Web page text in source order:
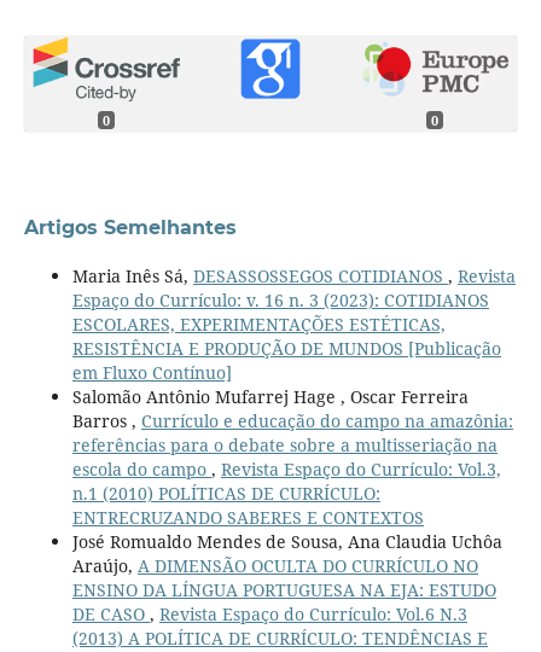
0 0
Artigos Semelhantes
Maria Inês Sá, DESASSOSSEGOS COTIDIANOS , Revista
Espaço do Currículo: v. 16 n. 3 (2023): COTIDIANOS
ESCOLARES, EXPERIMENTAÇÕES ESTÉTICAS,
RESISTÊNCIA E PRODUÇÃO DE MUNDOS [Publicação
em Fluxo Contínuo]
Salomão Antônio Mufarrej Hage , Oscar Ferreira
Barros , Currículo e educação do campo na amazônia:
referências para o debate sobre a multisseriação na
escola do campo , Revista Espaço do Currículo: Vol.3,
n.1 (2010) POLÍTICAS DE CURRÍCULO:
ENTRECRUZANDO SABERES E CONTEXTOS
José Romualdo Mendes de Sousa, Ana Claudia Uchôa
Araújo, A DIMENSÃO OCULTA DO CURRÍCULO NO
ENSINO DA LÍNGUA PORTUGUESA NA EJA: ESTUDO
DE CASO , Revista Espaço do Currículo: Vol.6 N.3
(2013) A POLÍTICA DE CURRÍCULO: TENDÊNCIAS E